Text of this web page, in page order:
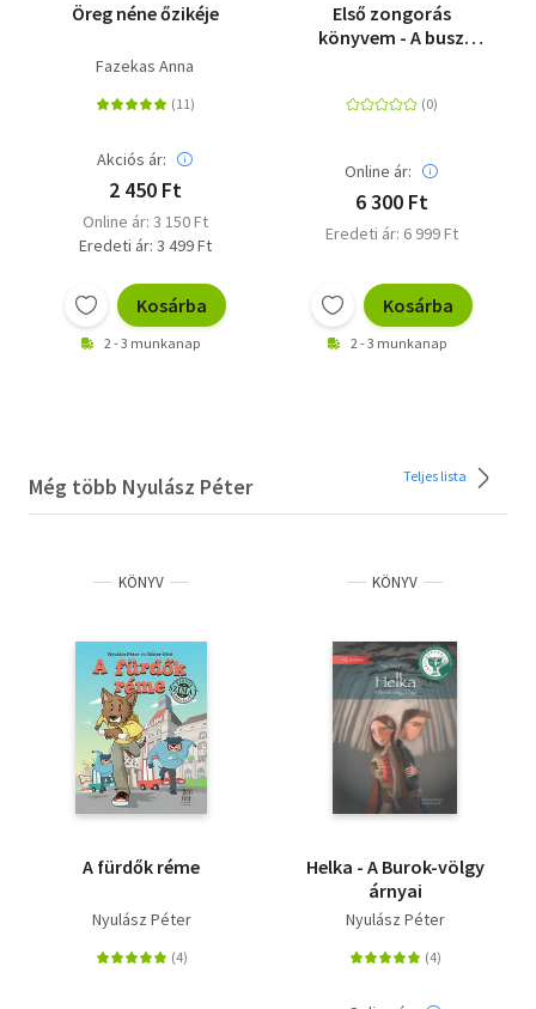
Öreg néne őzikéje
Fazekas Anna
Akciós ár:
2 450 Ft
Online ár: 3 150 Ft
Eredeti ár: 3 499 Ft
Kosárba
2 - 3 munkanap
Első zongorás
könyvem - A busz
Online ár:
6 300 Ft
Eredeti ár: 6 999 Ft
Kosárba
2 - 3 munkanap
Még több Nyulász Péter Teljes lista
KÖNYV
A fürdők réme
Nyulász Péter
KÖNYV
Helka - A Burok-völgy
árnyai
Nyulász Péter